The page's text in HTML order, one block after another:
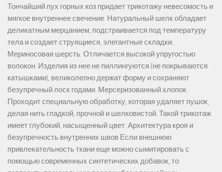
Тончайший пух горных коз придает трикотажу невесомость и
мягкое внутреннее свечение. Натуральный шелк обладает
деликатным мерцанием, подстраивается под температуру
тела и создает струящиеся, элегантные складки.
Мериносовая шерсть. Отличается высокой упругостью
волокон. Изделия из нее не пиллингуются (не покрываются
катышками), великолепно держат форму и сохраняют
безупречный лоск годами. Мерсеризованный хлопок.
Проходит специальную обработку, которая удаляет пушок,
делая нить гладкой, прочной и шелковистой. Такой трикотаж
имеет глубокий, насыщенный цвет. Архитектура кроя и
безупречность внутренних швов Если внешнюю
привлекательность ткани еще можно сымитировать с
помощью современных синтетических добавок, то